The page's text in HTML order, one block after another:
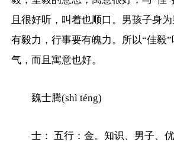
且很好听，叫着也顺口。男孩子身
有毅力，行事要有魄力。所以“佳毅
气，而且寓意也好。
魏士腾(shì téng)
士： 五行：金。知识、男子、